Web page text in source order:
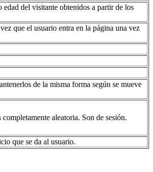
del visitante obtenidos a partir de los
que el usuario entra en la página una vez
de la misma forma según se mueve
aleatoria. Son de sesión.
que se da al usuario.